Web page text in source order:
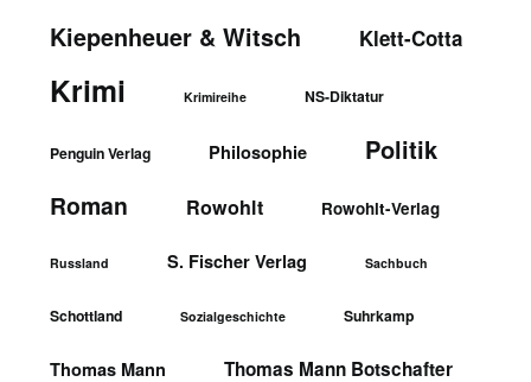
Kiepenheuer & Witsch Klett-Cotta
Krimi Krimireihe NS-Diktatur
Penguin Verlag Philosophie Politik
Roman Rowohlt Rowohlt-Verlag
Russland S. Fischer Verlag Sachbuch
Schottland Sozialgeschichte Suhrkamp
Thomas Mann Thomas Mann Botschafter